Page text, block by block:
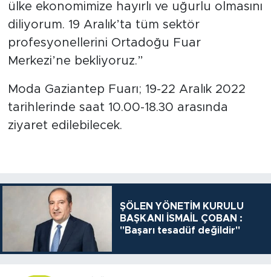
ülke ekonomimize hayırlı ve uğurlu olmasını
diliyorum. 19 Aralık’ta tüm sektör
profesyonellerini Ortadoğu Fuar
Merkezi’ne bekliyoruz.”
Moda Gaziantep Fuarı; 19-22 Aralık 2022
tarihlerinde saat 10.00-18.30 arasında
ziyaret edilebilecek.
ŞÖLEN YÖNETİM KURULU
BAŞKANI İSMAİL ÇOBAN :
"Başarı tesadüf değildir"